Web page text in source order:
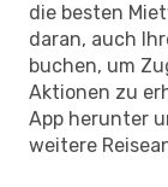
die besten
daran, auch
buchen, um
Aktionen zu
App herunter
weitere